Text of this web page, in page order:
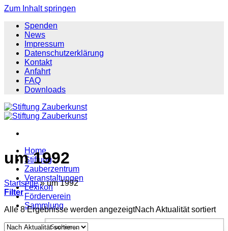
Zum Inhalt springen
Spenden
News
Impressum
Datenschutzerklärung
Kontakt
Anfahrt
FAQ
Downloads
Home
Stiftung
Zauberzentrum
Veranstaltungen
Lexikon
Förderverein
Sammlung
um 1992
Startseite » um 1992
Filter
Alle 8 Ergebnisse werden angezeigtNach Aktualität sortiert